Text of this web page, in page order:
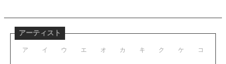
アーティスト
ア イ ウ エ オ カ キ ク ケ コ